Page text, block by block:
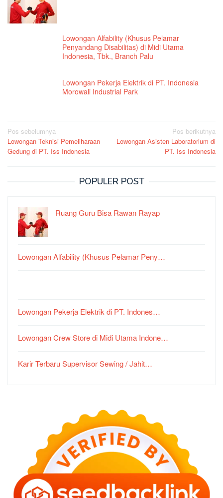
Lowongan Alfability (Khusus Pelamar
Penyandang Disabilitas) di Midi Utama
Indonesia, Tbk., Branch Palu
Lowongan Pekerja Elektrik di PT. Indonesia
Morowali Industrial Park
Navigasi
pos
Pos sebelumnya
Lowongan Teknisi Pemeliharaan
Gedung di PT. Iss Indonesia
Pos berikutnya
Lowongan Asisten Laboratorium di
PT. Iss Indonesia
POPULER POST
Ruang Guru Bisa Rawan Rayap
Lowongan Alfability (Khusus Pelamar Peny…
Lowongan Pekerja Elektrik di PT. Indones…
Lowongan Crew Store di Midi Utama Indone…
Karir Terbaru Supervisor Sewing / Jahit…